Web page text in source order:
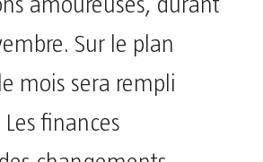
amoureuses, durant
Sur le plan
mois sera rempli
finances